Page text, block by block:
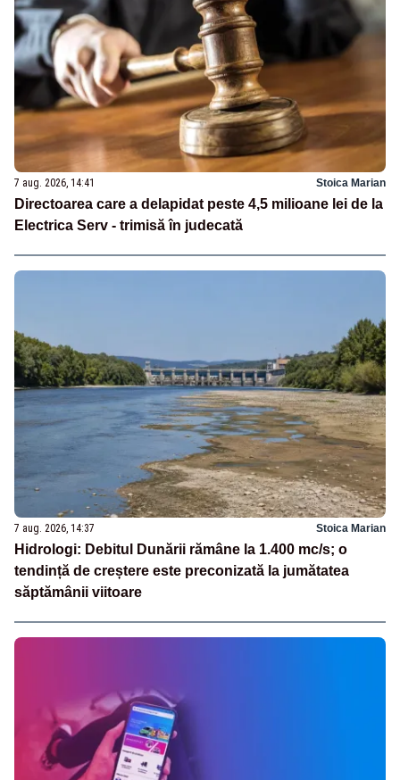
7 aug. 2026, 14:41 Stoica Marian
Directoarea care a delapidat peste 4,5 milioane lei de la
Electrica Serv - trimisă în judecată
7 aug. 2026, 14:37 Stoica Marian
Hidrologi: Debitul Dunării rămâne la 1.400 mc/s; o
tendință de creștere este preconizată la jumătatea
săptămânii viitoare